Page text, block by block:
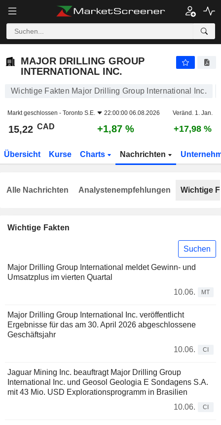
MAJOR DRILLING GROUP
INTERNATIONAL INC.
Wichtige Fakten Major Drilling Group International Inc.
Markt geschlossen - Toronto S.E. 22:00:00 06.08.2026 Veränd. 1. Jan.
15,22 CAD +1,87 % +17,98 %
Übersicht Kurse Charts Nachrichten
Wichtige Fakten
Suchen
Major Drilling Group International meldet Gewinn- und
Umsatzplus im vierten Quartal
10.06.
MT
Major Drilling Group International Inc. veröffentlicht
Ergebnisse für das am 30. April 2026 abgeschlossene
Geschäftsjahr
10.06.
CI
Jaguar Mining Inc. beauftragt Major Drilling Group
International Inc. und Geosol Geologia E Sondagens S.A.
mit 43 Mio. USD Explorationsprogramm in Brasilien
10.06.
CI
Alle Nachrichten Analystenempfehlungen Wichtige